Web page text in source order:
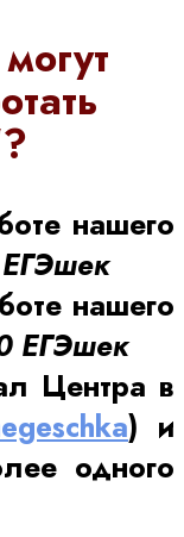
нашего
нашего
ЕГЭшек
Центра в
) и
одного